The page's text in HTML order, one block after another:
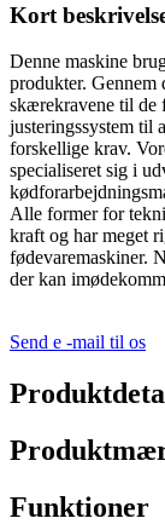
Kort
Denne maskine
produkter. Gennem
skærekravene til de
justeringssystem til
forskellige krav.
specialiseret sig i
Alle former for
kraft og har meget
fødevaremaskiner.
der kan
Send e -mail til os
Funktioner